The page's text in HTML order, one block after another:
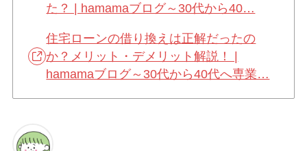
た？ | hamamaブログ～30代から40…
住宅ローンの借り換えは正解だったの
か？メリット・デメリット解説！ |
hamamaブログ～30代から40代へ専業…